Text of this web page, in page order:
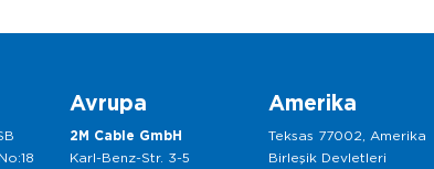
Avrupa
2M Cable GmbH
Karl-Benz-Str. 3-5
Amerika
Teksas 77002, Amerika
Birleşik Devletleri